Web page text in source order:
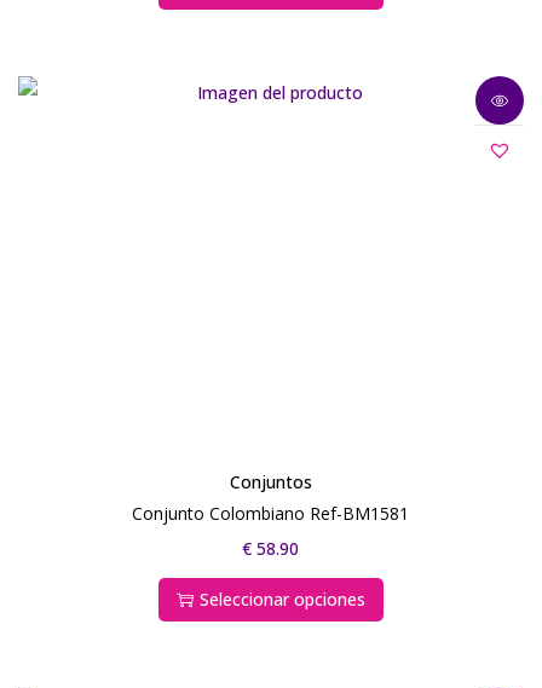
Conjuntos
Conjunto Colombiano Ref-BM1581
€ 58.90
Seleccionar opciones